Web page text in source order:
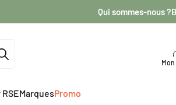
Qui sommes-nous ?
MarquesPromo